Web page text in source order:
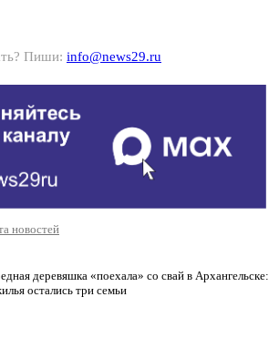
Пиши: info@news29.ru
новостей
деревяшка «поехала» со свай в Архангельске:
остались три семьи